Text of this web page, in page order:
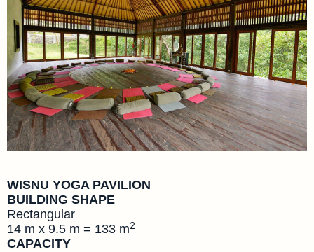
WISNU YOGA PAVILION
BUILDING SHAPE
Rectangular
14 m x 9.5 m = 133 m2
CAPACITY